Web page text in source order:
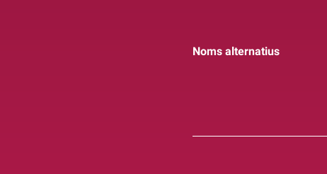
Noms alternatius